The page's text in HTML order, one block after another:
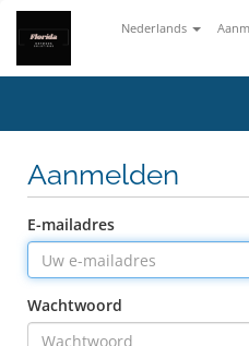
Nederlands
Aanmelden
E-mailadres
Wachtwoord